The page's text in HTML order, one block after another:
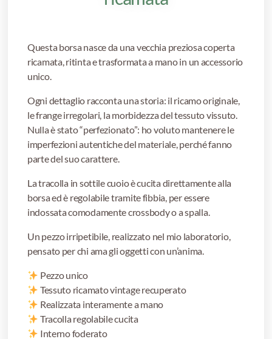
Questa borsa nasce da una vecchia preziosa coperta
ricamata, ritinta e trasformata a mano in un accessorio
unico.
Ogni dettaglio racconta una storia: il ricamo originale,
le frange irregolari, la morbidezza del tessuto vissuto.
Nulla è stato “perfezionato”: ho voluto mantenere le
imperfezioni autentiche del materiale, perché fanno
parte del suo carattere.
La tracolla in sottile cuoio è cucita direttamente alla
borsa ed è regolabile tramite fibbia, per essere
indossata comodamente crossbody o a spalla.
Un pezzo irripetibile, realizzato nel mio laboratorio,
pensato per chi ama gli oggetti con un’anima.
Pezzo unico
Tessuto ricamato vintage recuperato
Realizzata interamente a mano
Tracolla regolabile cucita
Interno foderato